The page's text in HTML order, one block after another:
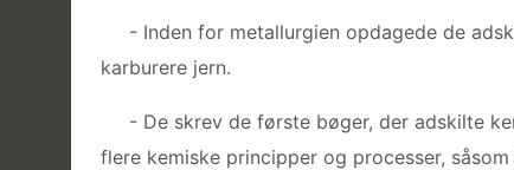
- Inden for metallurgien opdagede de
karburere jern.
- De skrev de første bøger, der adskilte
flere kemiske principper og processer,